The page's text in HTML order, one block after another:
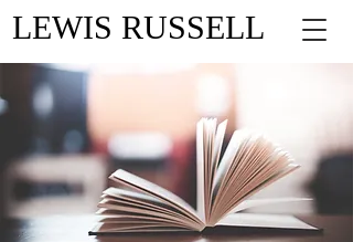
LEWIS RUSSELL